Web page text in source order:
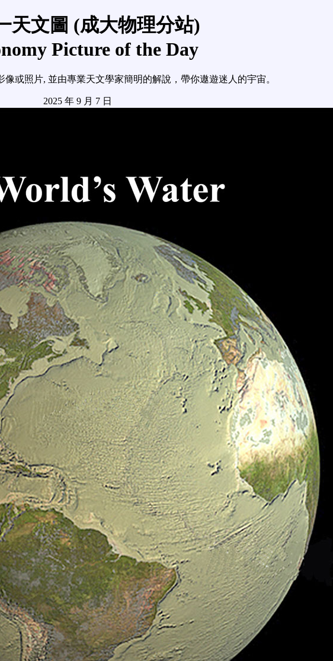
天文圖 (成大物理分站)
Picture of the Day
像或照片, 並由專業天文學家簡明的解說，帶你遨遊迷人的宇宙。
2025 年 9 月 7 日